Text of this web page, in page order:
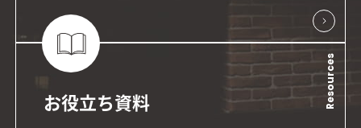
お役立ち資料 Resources